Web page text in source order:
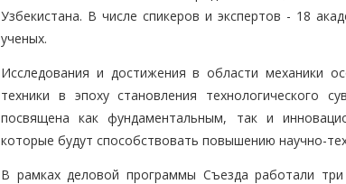
Узбекистана. В числе спикеров и экспертов - 18
ученых.
Исследования и достижения в области механики
техники в эпоху становления технологического
посвящена как фундаментальным, так и
которые будут способствовать повышению научно-
В рамках деловой программы Съезда работали